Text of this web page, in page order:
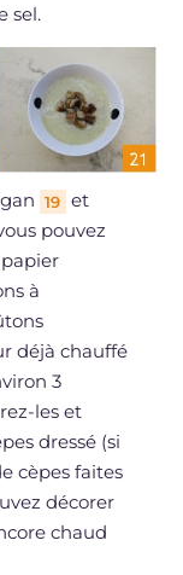
sel.
19 et
pouvez
à
déjà chauffé
3
les et
dressé (si
cèpes faites
décorer
chaud